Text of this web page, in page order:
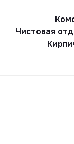
Чистовая